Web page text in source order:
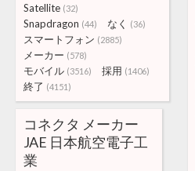
Satellite (32)
Snapdragon (44) なく (36)
スマートフォン (2885)
メーカー (578)
モバイル (3516) 採用 (1406)
終了 (4151)
コネクタ メーカー
JAE 日本航空電子工
業